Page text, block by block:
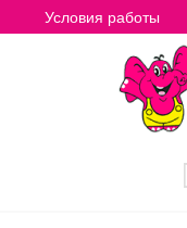
Условия работы